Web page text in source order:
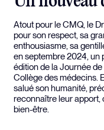
Atout pour le CMQ, le
pour son respect, sa
enthousiasme, sa
en septembre 2024, un
édition de la Journée
Collège des médecins.
salué son humanité,
reconnaître leur apport,
bien-être.